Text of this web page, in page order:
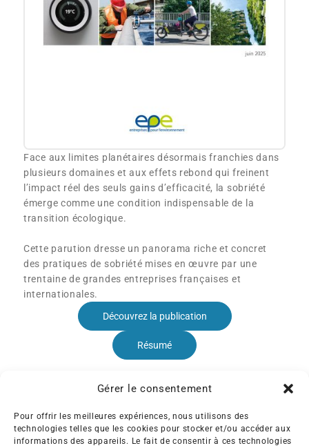
Gérer le consentement
Pour offrir les meilleures expériences, nous utilisons des
technologies telles que les cookies pour stocker et/ou accéder aux
informations des appareils. Le fait de consentir à ces technologies
Face aux limites planétaires désormais franchies dans
plusieurs domaines et aux effets rebond qui freinent
l’impact réel des seuls gains d’efficacité, la sobriété
émerge comme une condition indispensable de la
transition écologique.
Cette parution dresse un panorama riche et concret
des pratiques de sobriété mises en œuvre par une
trentaine de grandes entreprises françaises et
internationales.
Découvrez la publication
Résumé